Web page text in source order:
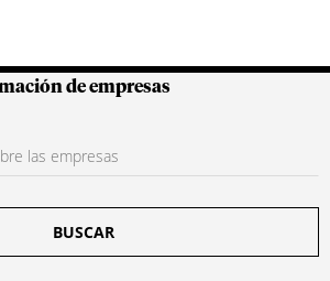
Colombianas
de empresas
BUSCAR